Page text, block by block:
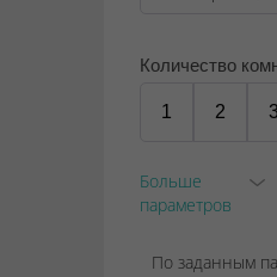
Количество
1 2 3
Больше
параметров
По заданным